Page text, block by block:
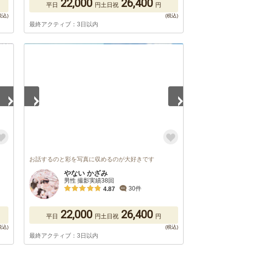
平日 22,000 円土日祝 26,400 円
最終アクティブ：3日以内
お話するのと彩を写真に収めるのが大好きです
やない かざみ
男性 撮影実績38回
4.87
30件
平日 22,000 円土日祝 26,400 円
最終アクティブ：3日以内